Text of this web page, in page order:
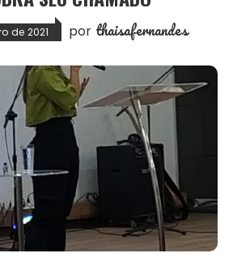
de 2021 por thaisafernandes